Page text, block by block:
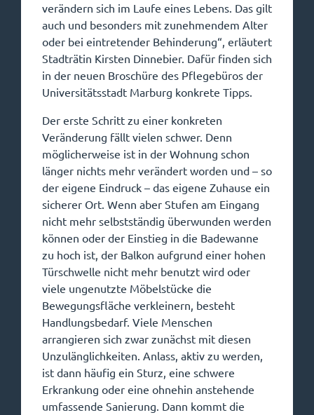
verändern sich im Laufe eines Lebens. Das gilt
auch und besonders mit zunehmendem Alter
oder bei eintretender Behinderung“, erläutert
Stadträtin Kirsten Dinnebier. Dafür finden sich
in der neuen Broschüre des Pflegebüros der
Universitätsstadt Marburg konkrete Tipps.
Der erste Schritt zu einer konkreten
Veränderung fällt vielen schwer. Denn
möglicherweise ist in der Wohnung schon
länger nichts mehr verändert worden und – so
der eigene Eindruck – das eigene Zuhause ein
sicherer Ort. Wenn aber Stufen am Eingang
nicht mehr selbstständig überwunden werden
können oder der Einstieg in die Badewanne
zu hoch ist, der Balkon aufgrund einer hohen
Türschwelle nicht mehr benutzt wird oder
viele ungenutzte Möbelstücke die
Bewegungsfläche verkleinern, besteht
Handlungsbedarf. Viele Menschen
arrangieren sich zwar zunächst mit diesen
Unzulänglichkeiten. Anlass, aktiv zu werden,
ist dann häufig ein Sturz, eine schwere
Erkrankung oder eine ohnehin anstehende
umfassende Sanierung. Dann kommt die